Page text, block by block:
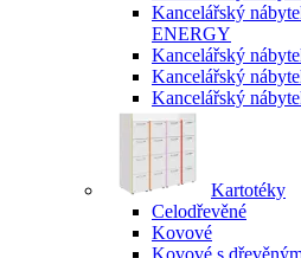
Kancelářský
ENERGY
Kancelářský
Kancelářský
Kancelářský
Kartotéky
Celodřevěné
Kovové
Kovové s